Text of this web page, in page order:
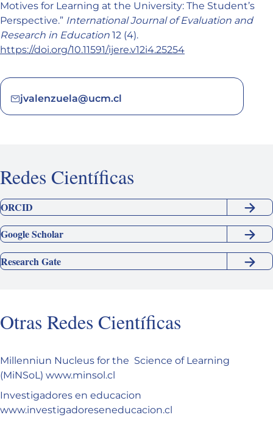
Motives for Learning at the University: The Student’s
Perspective.” International Journal of Evaluation and
Research in Education 12 (4).
https://doi.org/10.11591/ijere.v12i4.25254
jvalenzuela@ucm.cl
Redes Científicas
ORCID
Google Scholar
Research Gate
Otras Redes Científicas
Millenniun Nucleus for the Science of Learning
(MiNSoL) www.minsol.cl
Investigadores en educacion
www.investigadoreseneducacion.cl